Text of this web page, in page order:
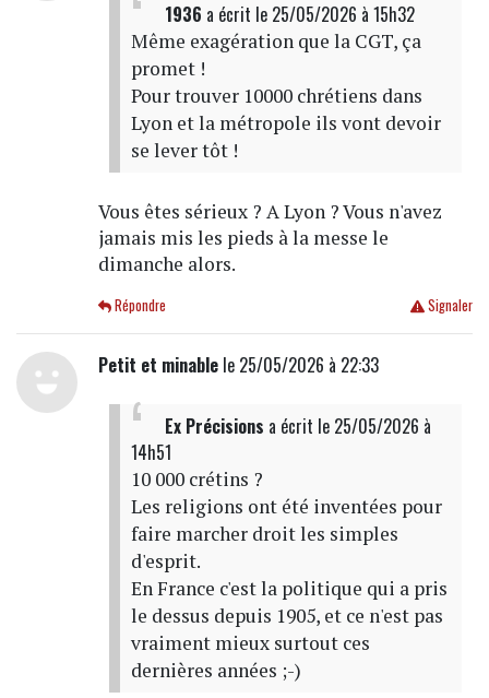
1936 a écrit le 25/05/2026 à 15h32
Même exagération que la CGT, ça
promet !
Pour trouver 10000 chrétiens dans
Lyon et la métropole ils vont devoir
se lever tôt !
Vous êtes sérieux ? A Lyon ? Vous n'avez
jamais mis les pieds à la messe le
dimanche alors.
Signaler
Répondre
Petit et minablele 25/05/2026 à 22:33
Ex Précisions a écrit le 25/05/2026 à
14h51
10 000 crétins ?
Les religions ont été inventées pour
faire marcher droit les simples
d'esprit.
En France c'est la politique qui a pris
le dessus depuis 1905, et ce n'est pas
vraiment mieux surtout ces
dernières années ;-)